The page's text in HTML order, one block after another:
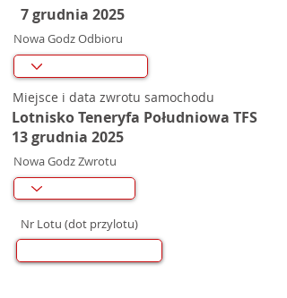
7 grudnia 2025
Nowa Godz Odbioru
Miejsce i data zwrotu samochodu
Lotnisko Teneryfa Południowa TFS
13 grudnia 2025
Nowa Godz Zwrotu
Nr Lotu (dot przylotu)